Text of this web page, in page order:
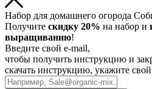
Набор для домашнего огорода
Получите скидку 20% на набор и
выращиванию!
Введите свой e-mail,
чтобы получить инструкцию и
скачать инструкцию, укажите